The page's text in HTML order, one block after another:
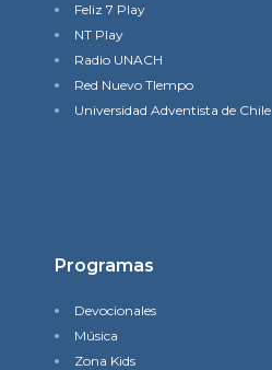
Feliz 7 Play
NT Play
Radio UNACH
Red Nuevo TIempo
Universidad Adventista de Chile
Programas
Devocionales
Música
Zona Kids